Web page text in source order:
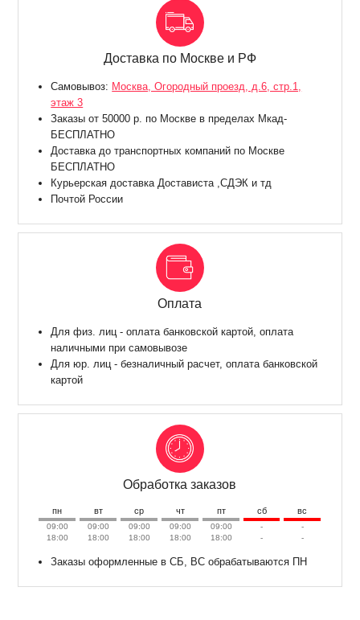
Доставка по Москве и РФ
Самовывоз: Москва, Огородный проезд, д.6, стр.1,
этаж 3
Заказы от 50000 р. по Москве в пределах Мкад-
БЕСПЛАТНО
Доставка до транспортных компаний по Москве
БЕСПЛАТНО
Курьерская доставка Достависта ,СДЭК и тд
Почтой России
Оплата
Для физ. лиц - оплата банковской картой, оплата
наличными при самовывозе
Для юр. лиц - безналичный расчет, оплата банковской
картой
Обработка заказов
пн вт ср чт пт сб вс
09:00
18:00
09:00
18:00
09:00
18:00
09:00
18:00
09:00
18:00
-
-
-
-
Заказы оформленные в СБ, ВС обрабатываются ПН